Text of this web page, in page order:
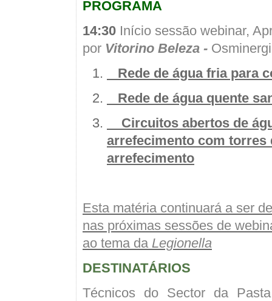
PROGRAMA
14:30 Início sessão webinar,
por Vitorino Beleza -
Rede de água fria para
Rede de água quente
Circuitos abertos de
arrefecimento com torres
arrefecimento
Esta matéria continuará a ser
nas próximas sessões de
ao tema daLegionella
DESTINATÁRIOS
Técnicos do Sector da